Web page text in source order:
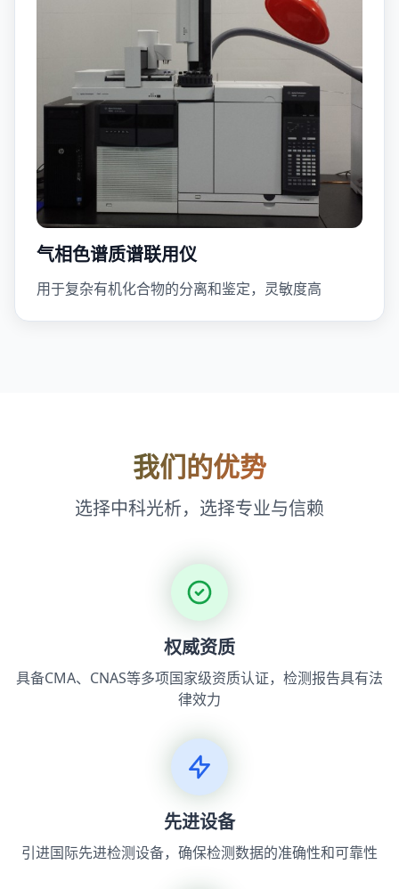
气相色谱质谱联用仪
用于复杂有机化合物的分离和鉴定，灵敏度高
我们的优势
选择中科光析，选择专业与信赖
权威资质
具备CMA、CNAS等多项国家级资质认证，检测报告具有法
律效力
先进设备
引进国际先进检测设备，确保检测数据的准确性和可靠性